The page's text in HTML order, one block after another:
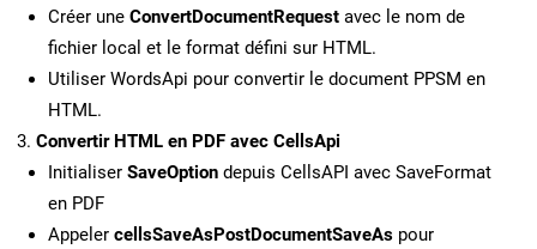
Créer une ConvertDocumentRequest avec le nom de
fichier local et le format défini sur HTML.
Utiliser WordsApi pour convertir le document PPSM en
HTML.
Convertir HTML en PDF avec CellsApi
Initialiser SaveOption depuis CellsAPI avec SaveFormat
en PDF
Appeler cellsSaveAsPostDocumentSaveAs pour